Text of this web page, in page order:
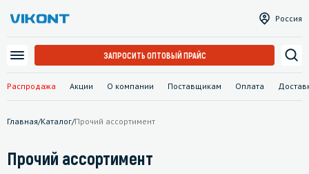
Распродажа Акции О компании Поставщикам Оплата
Россия
ЗАПРОСИТЬ ОПТОВЫЙ ПРАЙС
Главная/Каталог/Прочий ассортимент
Прочий ассортимент